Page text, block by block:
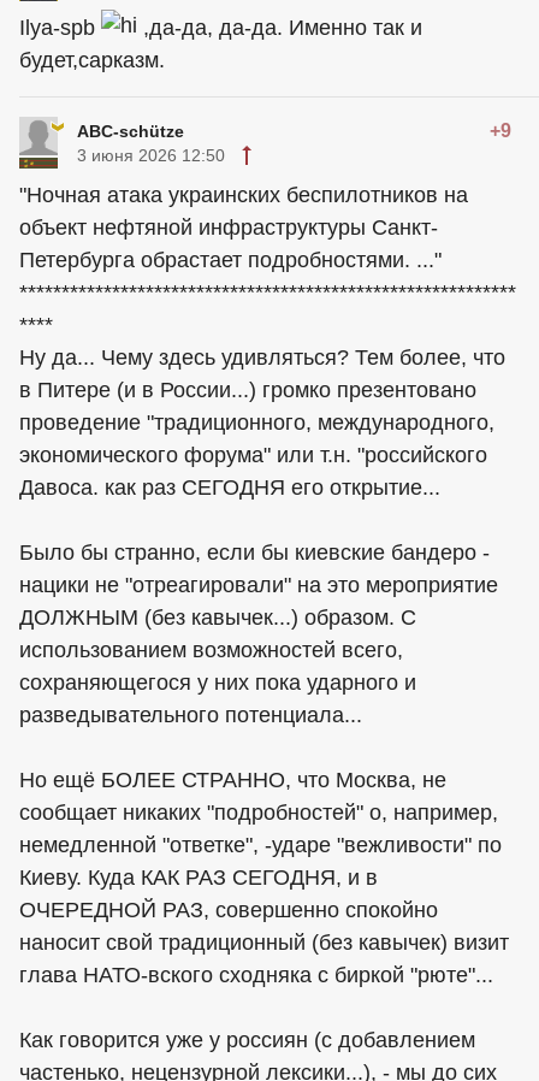
Ilya-spb
,да-да, да-да. Именно так и
будет,сарказм.
ABC-schütze +9
3 июня 2026 12:50
"Ночная атака украинских беспилотников на
объект нефтяной инфраструктуры Санкт-
Петербурга обрастает подробностями. ..."
***********************************************************
****
Ну да... Чему здесь удивляться? Тем более, что
в Питере (и в России...) громко презентовано
проведение "традиционного, международного,
экономического форума" или т.н. "российского
Давоса. как раз СЕГОДНЯ его открытие...
Было бы странно, если бы киевские бандеро -
нацики не "отреагировали" на это мероприятие
ДОЛЖНЫМ (без кавычек...) образом. С
использованием возможностей всего,
сохраняющегося у них пока ударного и
разведывательного потенциала...
Но ещё БОЛЕЕ СТРАННО, что Москва, не
сообщает никаких "подробностей" о, например,
немедленной "ответке", -ударе "вежливости" по
Киеву. Куда КАК РАЗ СЕГОДНЯ, и в
ОЧЕРЕДНОЙ РАЗ, совершенно спокойно
наносит свой традиционный (без кавычек) визит
глава НАТО-вского сходняка с биркой "рюте"...
Как говорится уже у россиян (с добавлением
частенько, нецензурной лексики...), - мы до сих